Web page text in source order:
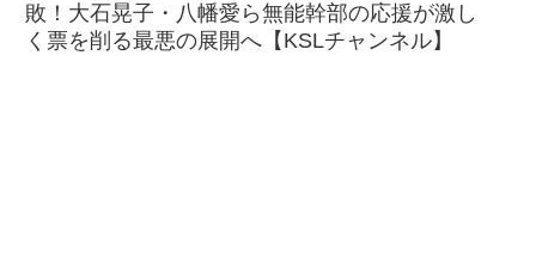
敗！大石晃子・八幡愛ら無能幹部の応援が激し
く票を削る最悪の展開へ【KSLチャンネル】